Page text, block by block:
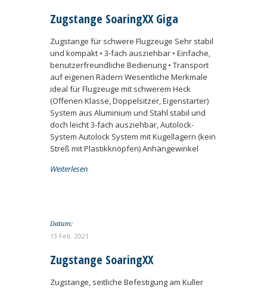
Zugstange SoaringXX Giga
Zugstange für schwere Flugzeuge Sehr stabil
und kompakt • 3-fach ausziehbar • Einfache,
benutzerfreundliche Bedienung • Transport
auf eigenen Rädern Wesentliche Merkmale
ideal für Flugzeuge mit schwerem Heck
(Offenen Klasse, Doppelsitzer, Eigenstarter)
System aus Aluminium und Stahl stabil und
doch leicht 3-fach ausziehbar, Autolock-
System Autolock System mit Kugellagern (kein
Streß mit Plastikknöpfen) Anhängewinkel
Weiterlesen
Datum:
13 Feb. 2021
Zugstange SoaringXX
Zugstange, seitliche Befestigung am Kuller